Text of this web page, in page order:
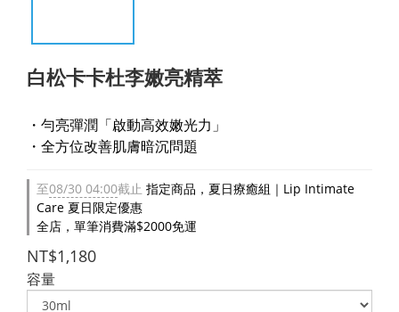
白松卡卡杜李嫩亮精萃
・勻亮彈潤「啟動高效嫩光力」
・全方位改善肌膚暗沉問題
至08/30 04:00截止 指定商品，夏日療癒組｜Lip Intimate
Care 夏日限定優惠
全店，單筆消費滿$2000免運
NT$1,180
容量